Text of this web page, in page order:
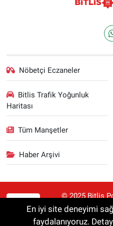
Nöbetçi Eczaneler
Bitlis Trafik Yoğunluk
Haritası
Tüm Manşetler
Haber Arşivi
© 2025 Bitlis
Haberler kaynak
En iyi site deneyimi
faydalanıyoruz.